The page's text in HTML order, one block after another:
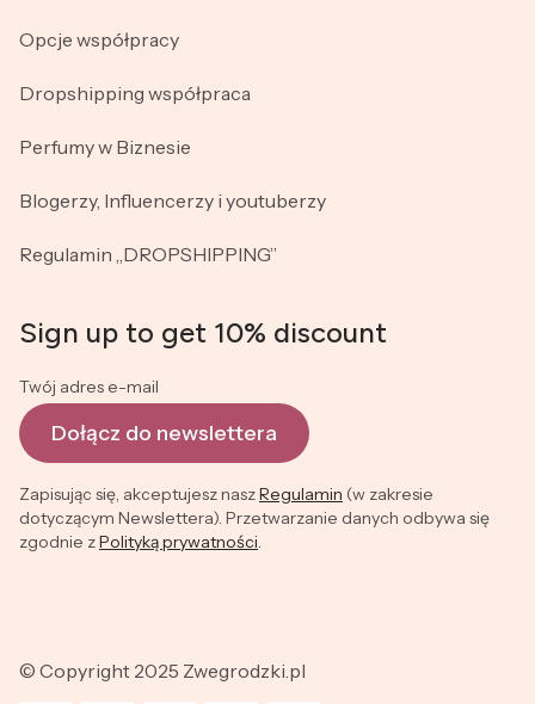
Opcje współpracy
Dropshipping współpraca
Perfumy w Biznesie
Blogerzy, Influencerzy i youtuberzy
Regulamin „DROPSHIPPING”
Sign up to get 10% discount
Twój adres e-mail
Dołącz do newslettera
Zapisując się, akceptujesz naszRegulamin (w zakresie
dotyczącym Newslettera). Przetwarzanie danych odbywa się
zgodnie zPolityką prywatności.
© Copyright 2025 Zwegrodzki.pl